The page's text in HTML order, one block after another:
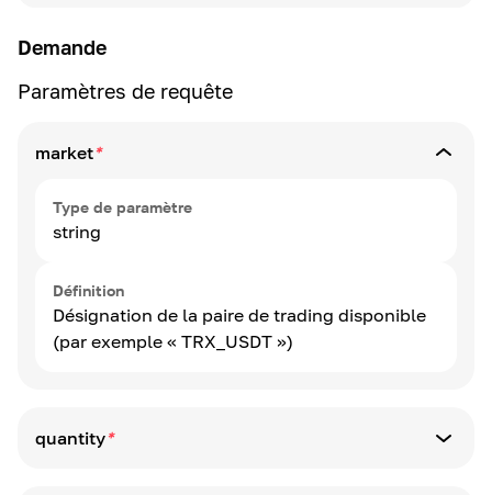
Demande
Paramètres de requête
market*
Type de paramètre
string
Définition
Désignation de la paire de trading disponible
(par exemple « TRX_USDT »)
quantity*